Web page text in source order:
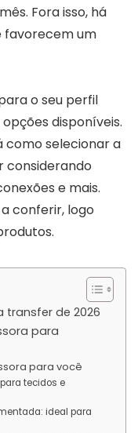
Fora isso, há
favorecem um
o seu perfil
disponíveis.
como selecionar a
considerando
e mais.
conferir, logo
transfer de 2026
para
para você
tecidos e
ideal para